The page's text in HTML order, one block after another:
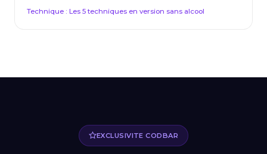
Technique : Les 5 techniques en version sans alcool
EXCLUSIVITE CODBAR